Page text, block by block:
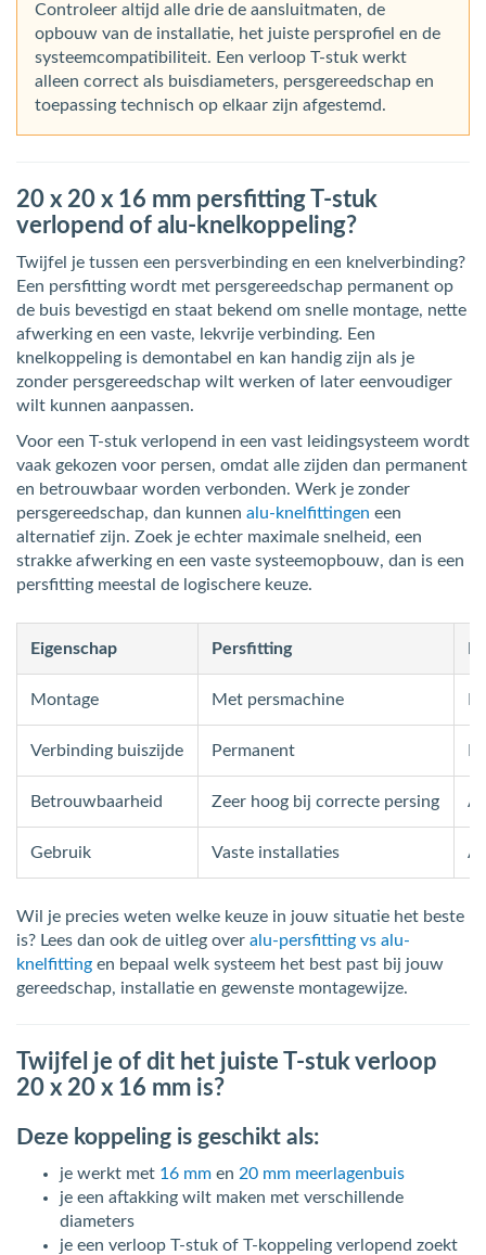
Controleer altijd alle drie de aansluitmaten, de
opbouw van de installatie, het juiste persprofiel en de
systeemcompatibiliteit. Een verloop T-stuk werkt
alleen correct als buisdiameters, persgereedschap en
toepassing technisch op elkaar zijn afgestemd.
20 x 20 x 16 mm persfitting T-stuk
verlopend of alu-knelkoppeling?
Twijfel je tussen een persverbinding en een knelverbinding?
Een persfitting wordt met persgereedschap permanent op
de buis bevestigd en staat bekend om snelle montage, nette
afwerking en een vaste, lekvrije verbinding. Een
knelkoppeling is demontabel en kan handig zijn als je
zonder persgereedschap wilt werken of later eenvoudiger
wilt kunnen aanpassen.
Voor een T-stuk verlopend in een vast leidingsysteem wordt
vaak gekozen voor persen, omdat alle zijden dan permanent
en betrouwbaar worden verbonden. Werk je zonder
persgereedschap, dan kunnen alu-knelfittingen een
alternatief zijn. Zoek je echter maximale snelheid, een
strakke afwerking en een vaste systeemopbouw, dan is een
persfitting meestal de logischere keuze.
Eigenschap Persfitting
Montage Met persmachine
Verbinding buiszijde Permanent
Betrouwbaarheid Zeer hoog bij correcte persing
Gebruik Vaste installaties
Wil je precies weten welke keuze in jouw situatie het beste
is? Lees dan ook de uitleg over alu-persfitting vs alu-
knelfitting en bepaal welk systeem het best past bij jouw
gereedschap, installatie en gewenste montagewijze.
Twijfel je of dit het juiste T-stuk verloop
20 x 20 x 16 mm is?
Deze koppeling is geschikt als:
je werkt met 16 mm en 20 mm meerlagenbuis
je een aftakking wilt maken met verschillende
diameters
je een verloop T-stuk of T-koppeling verlopend zoekt